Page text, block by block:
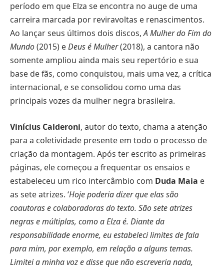
período em que Elza se encontra no auge de uma
carreira marcada por reviravoltas e renascimentos.
Ao lançar seus últimos dois discos,A Mulher do Fim do
Mundo(2015) eDeus é Mulher(2018), a cantora não
somente ampliou ainda mais seu repertório e sua
base de fãs, como conquistou, mais uma vez, a crítica
internacional, e se consolidou como uma das
principais vozes da mulher negra brasileira.
Vinícius Calderoni, autor do texto, chama a atenção
para a coletividade presente em todo o processo de
criação da montagem. Após ter escrito as primeiras
páginas, ele começou a frequentar os ensaios e
estabeleceu um rico intercâmbio com Duda Maia e
as sete atrizes. ‘Hoje poderia dizer que elas são
coautoras e colaboradoras do texto. São sete atrizes
negras e múltiplas, como a Elza é. Diante da
responsabilidade enorme, eu estabeleci limites de fala
para mim, por exemplo, em relação a alguns temas.
Limitei a minha voz e disse que não escreveria nada,